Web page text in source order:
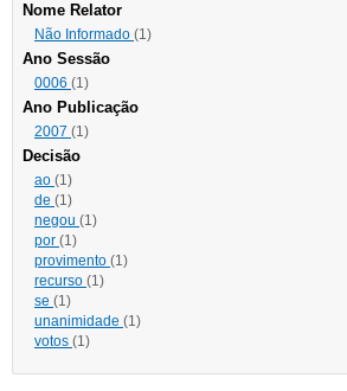
Nome Relator
Não Informado (1)
Ano Sessão
0006 (1)
Ano Publicação
2007 (1)
Decisão
ao (1)
de (1)
negou (1)
por (1)
provimento (1)
recurso (1)
se (1)
unanimidade (1)
votos (1)